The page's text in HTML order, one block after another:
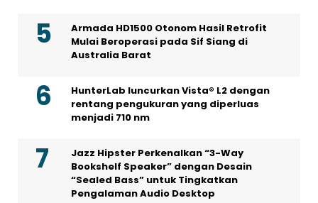
Armada HD1500 Otonom Hasil Retrofit
Mulai Beroperasi pada Sif Siang di
Australia Barat
HunterLab luncurkan Vista® L2 dengan
rentang pengukuran yang diperluas
menjadi 710 nm
Jazz Hipster Perkenalkan “3-Way
Bookshelf Speaker” dengan Desain
“Sealed Bass” untuk Tingkatkan
Pengalaman Audio Desktop